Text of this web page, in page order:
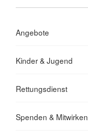
Angebote
Kinder & Jugend
Rettungsdienst
Spenden & Mitwirken